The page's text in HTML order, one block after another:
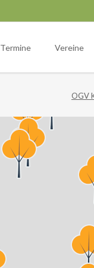
Termine Vereine
OGV